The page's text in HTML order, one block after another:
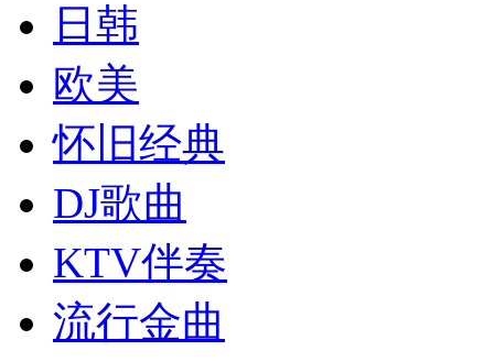
日韩
欧美
怀旧经典
DJ歌曲
KTV伴奏
流行金曲